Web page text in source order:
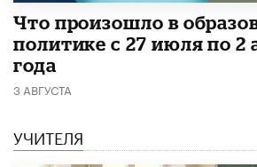
​Что произошло в
политике с 27 июля по 2
года
3 АВГУСТА
УЧИТЕЛЯ